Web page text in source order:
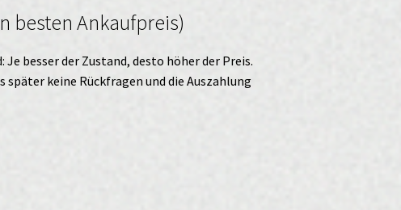
besten Ankaufpreis)
besser der Zustand, desto höher der Preis.
keine Rückfragen und die Auszahlung